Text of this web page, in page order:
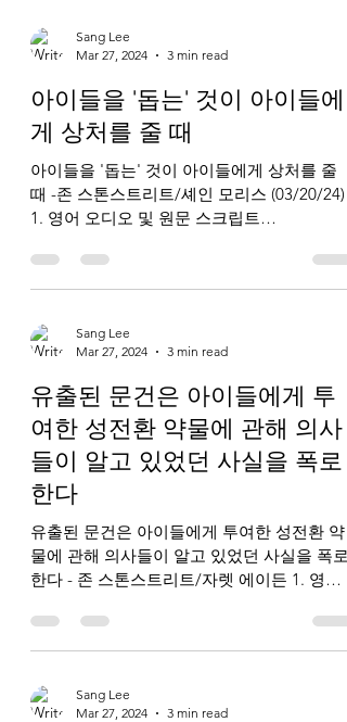
Sang Lee
Mar 27, 2024
3 min read
아이들을 '돕는' 것이 아이들에
게 상처를 줄 때
아이들을 '돕는' 것이 아이들에게 상처를 줄
때 -존 스톤스트리트/셰인 모리스 (03/20/24)
1. 영어 오디오 및 원문 스크립트
hurts-them/ 2. 한국어...
Sang Lee
Mar 27, 2024
3 min read
유출된 문건은 아이들에게 투
여한 성전환 약물에 관해 의사
들이 알고 있었던 사실을 폭로
한다
유출된 문건은 아이들에게 투여한 성전환 약
물에 관해 의사들이 알고 있었던 사실을 폭로
한다 - 존 스톤스트리트/자렛 에이든 1. 영어
https://www.breakpoint.org/leaked-files-
reveal-wh...
Sang Lee
Mar 27, 2024
3 min read